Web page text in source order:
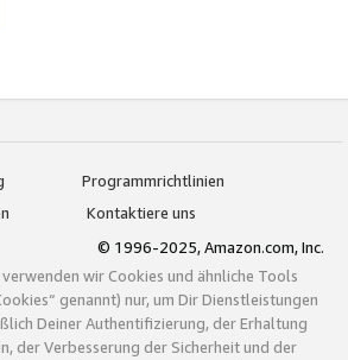
Programmrichtlinien
Kontaktiere uns
© 1996-2025, Amazon.com, Inc.
wir Cookies und ähnliche Tools
genannt) nur, um Dir Dienstleistungen
Deiner Authentifizierung, der Erhaltung
der Verbesserung der Sicherheit und der